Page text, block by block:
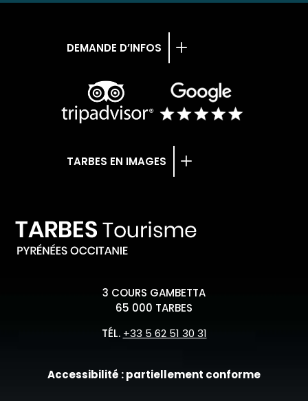
DEMANDE D’INFOS
TARBES EN IMAGES
3 COURS GAMBETTA
65 000 TARBES
TÉL. +33 5 62 51 30 31
Accessibilité : partiellement conforme